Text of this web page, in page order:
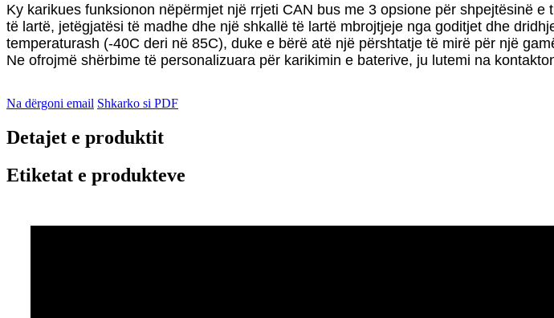
Ky karikues funksionon nëpërmjet një rrjeti CAN bus me 3 opsione për shpejtësinë
të lartë, jetëgjatësi të madhe dhe një shkallë të lartë mbrojtjeje nga goditjet dhe
temperaturash (-40C deri në 85C), duke e bërë atë një përshtatje të mirë për një
Ne ofrojmë shërbime të personalizuara për karikimin e baterive, ju lutemi na
Na dërgoni email Shkarko si PDF
Detajet e produktit
Etiketat e produkteve